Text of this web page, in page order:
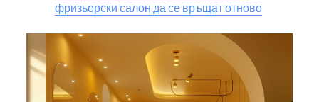
фризьорски салон да се връщат отново